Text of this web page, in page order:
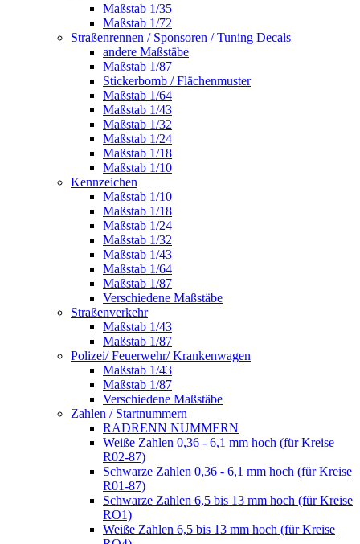
Maßstab 1/35
Maßstab 1/72
Straßenrennen / Sponsoren / Tuning Decals
andere Maßstäbe
Maßstab 1/87
Stickerbomb / Flächenmuster
Maßstab 1/64
Maßstab 1/43
Maßstab 1/32
Maßstab 1/24
Maßstab 1/18
Maßstab 1/10
Kennzeichen
Maßstab 1/10
Maßstab 1/18
Maßstab 1/24
Maßstab 1/32
Maßstab 1/43
Maßstab 1/64
Maßstab 1/87
Verschiedene Maßstäbe
Straßenverkehr
Maßstab 1/43
Maßstab 1/87
Polizei/ Feuerwehr/ Krankenwagen
Maßstab 1/43
Maßstab 1/87
Verschiedene Maßstäbe
Zahlen / Startnummern
RADRENN NUMMERN
Weiße Zahlen 0,36 - 6,1 mm hoch (für Kreise
R02-87)
Schwarze Zahlen 0,36 - 6,1 mm hoch (für Kreise
R01-87)
Schwarze Zahlen 6,5 bis 13 mm hoch (für Kreise
RO1)
Weiße Zahlen 6,5 bis 13 mm hoch (für Kreise